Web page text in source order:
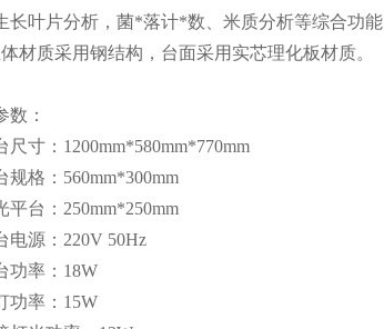
长叶片分析，菌*落计*数、米质分析等综合功
材质采用钢结构，台面采用实芯理化板材质。
数：
尺寸：1200mm*580mm*770mm
规格：560mm*300mm
平台：250mm*250mm
电源：220V 50Hz
功率：18W
功率：15W